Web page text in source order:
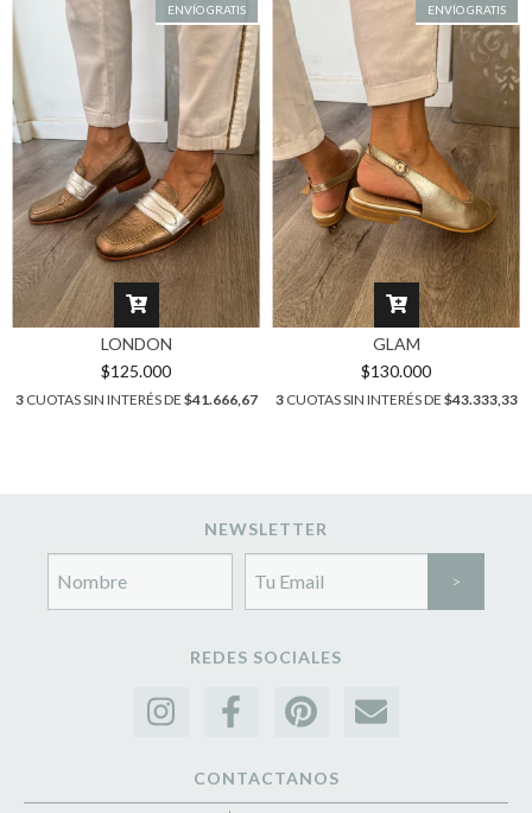
ENVÍO GRATIS
LONDON
$125.000
3CUOTAS SIN INTERÉS DE $41.666,67
ENVÍO GRATIS
GLAM
$130.000
3CUOTAS SIN INTERÉS DE $43.333,33
NEWSLETTER
REDES SOCIALES
CONTACTANOS